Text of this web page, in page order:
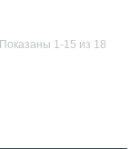
Показаны 1-15 из 18